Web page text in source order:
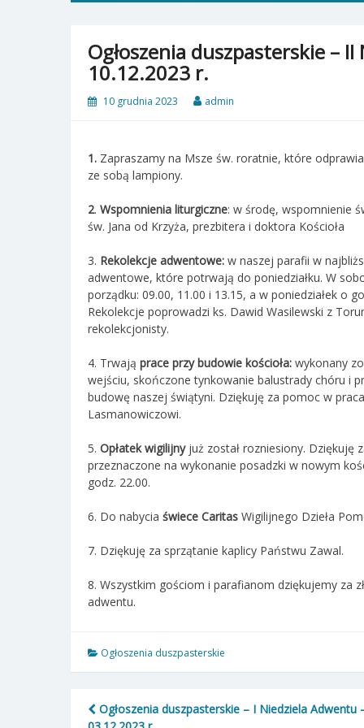
Ogłoszenia duszpasterskie –
10.12.2023 r.
10 grudnia 2023 admin
1. Zapraszamy na Msze św. roratnie, które
ze sobą lampiony.
2. Wspomnienia liturgiczne: w środę, wspomnienie
św. Jana od Krzyża, prezbitera i doktora Kościoła
3. Rekolekcje adwentowe: w naszej parafii w
adwentowe, które potrwają do poniedziałku. W
porządku: 09.00, 11.00 i 13.15, a w poniedziałek o
Rekolekcje poprowadzi ks. Dawid Wasilewski z
rekolekcjonisty.
4. Trwają prace przy budowie kościoła: wykonany
wejściu, skończone tynkowanie balustrady chóru i
budowę naszej świątyni. Dziękuję za pomoc w
Lasmanowiczowi.
5. Opłatek wigilijnyjuż został rozniesiony. Dziękuję
przeznaczone na wykonanie posadzki w nowym
godz. 22.00.
6. Do nabycia świece Caritas Wigilijnego Dzieła
7. Dziękuję za sprzątanie kaplicy Państwu Zawal.
8. Wszystkim gościom i parafianom dziękujemy za
adwentu.
Ogłoszenia duszpasterskie
Nawigacja
Ogłoszenia duszpasterskie – I Niedziela Adwentu